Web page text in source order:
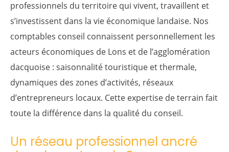
professionnels du territoire qui vivent, travaillent et
s’investissent dans la vie économique landaise. Nos
comptables conseil connaissent personnellement les
acteurs économiques de Lons et de l’agglomération
dacquoise : saisonnalité touristique et thermale,
dynamiques des zones d’activités, réseaux
d’entrepreneurs locaux. Cette expertise de terrain fait
toute la différence dans la qualité du conseil.
Un réseau professionnel ancré